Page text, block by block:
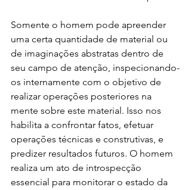
Somente o homem pode apreender
uma certa quantidade de material ou
de imaginações abstratas dentro de
seu campo de atenção, inspecionando-
os internamente com o objetivo de
realizar operações posteriores na
mente sobre este material. Isso nos
habilita a confrontar fatos, efetuar
operações técnicas e construtivas, e
predizer resultados futuros. O homem
realiza um ato de introspecção
essencial para monitorar o estado da